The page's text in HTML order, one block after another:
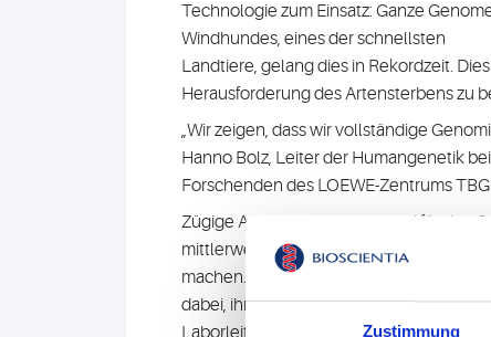
Zustimmung
Technologie zum Einsatz: Ganze
Windhundes, eines der schnellsten
Landtiere, gelang dies in Rekordzeit.
Herausforderung des Artensterbens zu
„Wir zeigen, dass wir vollständige
Hanno Bolz, Leiter der Humangenetik
Forschenden des LOEWE-Zentrums
Zügige Analyseergebnisse sind für den
mittlerweile ein entscheidender Faktor.
machen. Das hilft uns nicht nur
dabei, ihre evolutionären Anpassungen
Laborleiterin am LOEWE-Zentrum TBG.